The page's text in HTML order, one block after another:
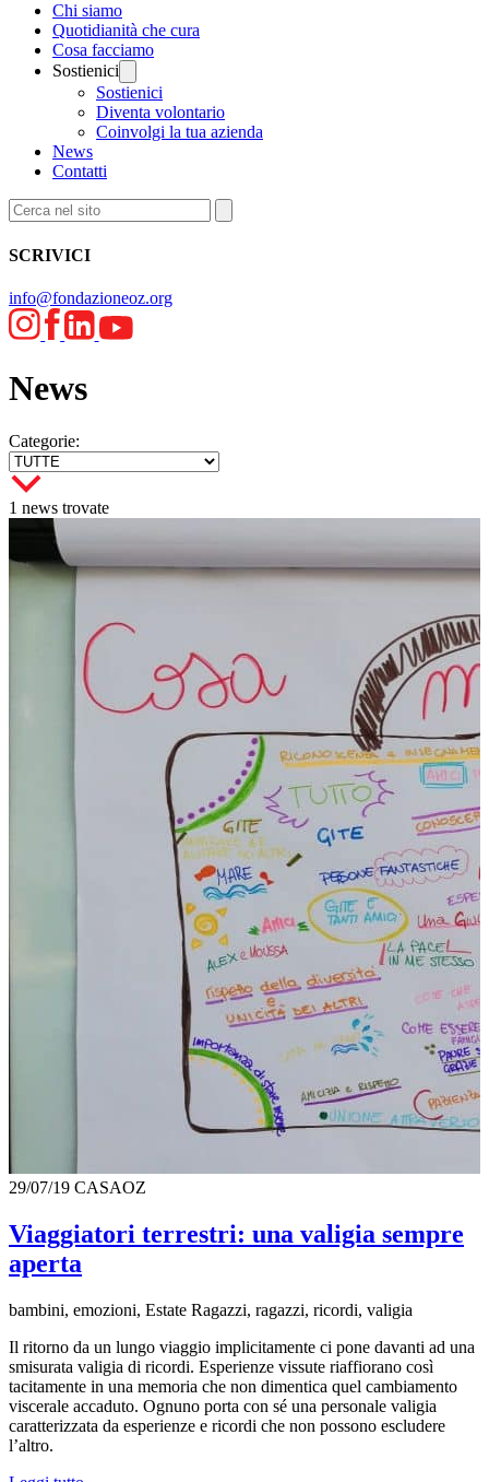
Chi siamo
Quotidianità che cura
Cosa facciamo
Sostienici
Sostienici
Diventa volontario
Coinvolgi la tua azienda
News
Contatti
SCRIVICI
info@fondazioneoz.org
News
Categorie:
1 news trovate
29/07/19 CASAOZ
Viaggiatori terrestri: una valigia sempre
aperta
bambini, emozioni, Estate Ragazzi, ragazzi, ricordi, valigia
Il ritorno da un lungo viaggio implicitamente ci pone davanti ad una
smisurata valigia di ricordi. Esperienze vissute riaffiorano così
tacitamente in una memoria che non dimentica quel cambiamento
viscerale accaduto. Ognuno porta con sé una personale valigia
caratterizzata da esperienze e ricordi che non possono escludere
l’altro.